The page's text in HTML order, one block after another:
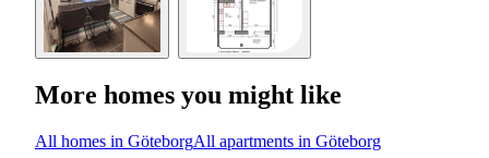
More homes you might like
All homes in GöteborgAll apartments in Göteborg